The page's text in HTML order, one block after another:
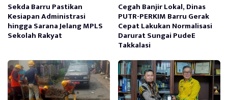
Sekda Barru Pastikan
Kesiapan Administrasi
hingga Sarana Jelang MPLS
Sekolah Rakyat
Cegah Banjir Lokal, Dinas
PUTR-PERKIM Barru Gerak
Cepat Lakukan Normalisasi
Darurat Sungai PudeE
Takkalasi